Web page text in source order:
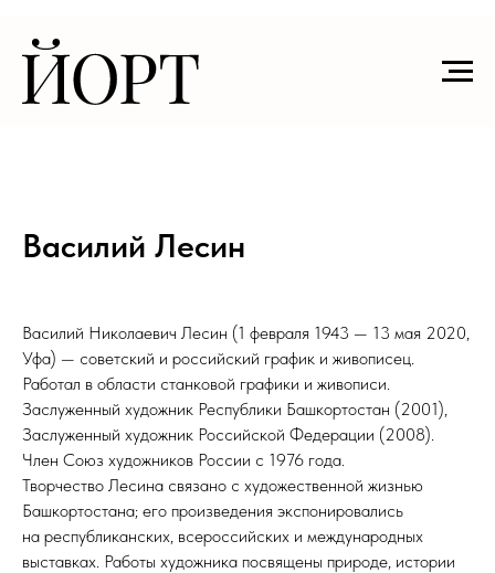
Василий Лесин
Василий Николаевич Лесин (1 февраля 1943 — 13 мая 2020,
Уфа) — советский и российский график и живописец.
Работал в области станковой графики и живописи.
Заслуженный художник Республики Башкортостан (2001),
Заслуженный художник Российской Федерации (2008).
Член Союз художников России с 1976 года.
Творчество Лесина связано с художественной жизнью
Башкортостана; его произведения экспонировались
на республиканских, всероссийских и международных
выставках. Работы художника посвящены природе, истории